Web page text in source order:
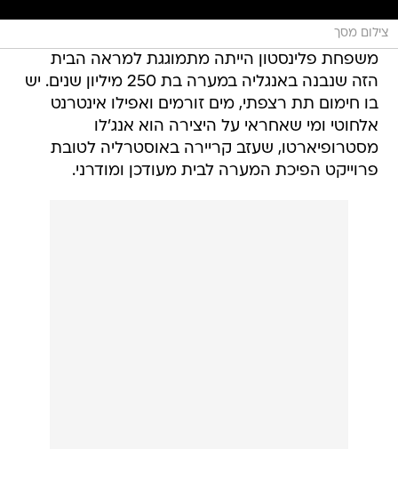
צילום מסך
משפחת פלינסטון הייתה מתמוגגת למראה הבית
הזה שנבנה באנגליה במערה בת 250 מיליון שנים. יש
בו חימום תת רצפתי, מים זורמים ואפילו אינטרנט
אלחוטי ומי שאחראי על היצירה הוא אנג'לו
מסטרופיארטו, שעזב קריירה באוסטרליה לטובת
פרוייקט הפיכת המערה לבית מעודכן ומודרני.